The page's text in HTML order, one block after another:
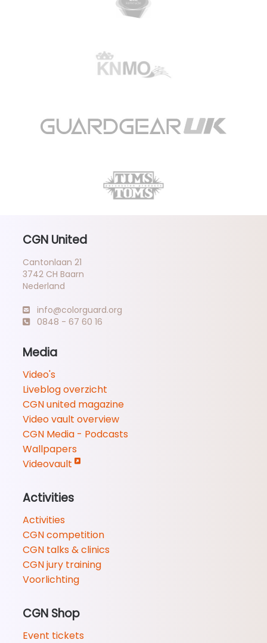
CGN United
Cantonlaan 21
3742 CH Baarn
Nederland
info@colorguard.org
0848 - 67 60 16
Media
Video's
Liveblog overzicht
CGN united magazine
Video vault overview
CGN Media - Podcasts
Wallpapers
Videovault
Activities
Activities
CGN competition
CGN talks & clinics
CGN jury training
Voorlichting
CGN Shop
Event tickets